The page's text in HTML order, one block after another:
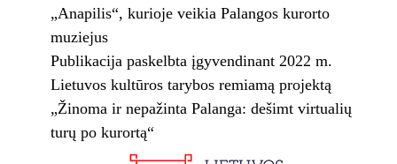
„Anapilis“, kurioje veikia Palangos kurorto
muziejus
Publikacija paskelbta įgyvendinant 2022 m.
Lietuvos kultūros tarybos remiamą projektą
„Žinoma ir nepažinta Palanga: dešimt virtualių
turų po kurortą“